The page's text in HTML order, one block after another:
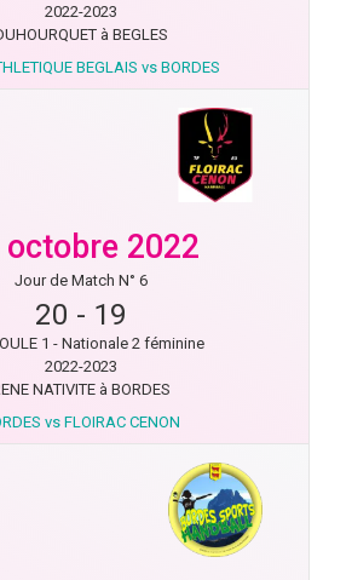
2022-2023
à BEGLES
BEGLAIS vs BORDES
octobre 2022
Jour de Match N° 6
20 - 19
1 - Nationale 2 féminine
2022-2023
NATIVITE à BORDES
vs FLOIRAC CENON